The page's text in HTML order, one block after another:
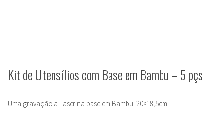
Kit de Utensílios com Base em Bambu – 5 pçs
Uma gravação a Laser na base em Bambu. 20×18,5cm